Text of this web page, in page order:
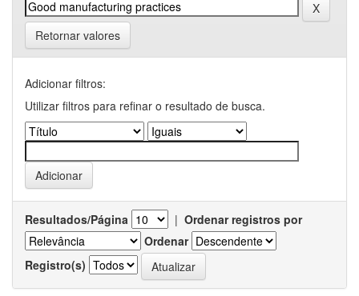
Retornar valores
Adicionar filtros:
Utilizar filtros para refinar o resultado de busca.
Resultados/Página | Ordenar registros por
Ordenar
Registro(s)